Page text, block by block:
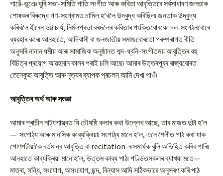
গাৱেঁ-ভূঞে ঘূৰি সভা-সমিতি পাতি সংগীত আৰু কবিতা আবৃত্তিৰে সৰ্বসাধাৰণ জনতাক
শোষকৰ বিৰুদ্ধে গণ-সংগ্ৰামত চামিল হ’বলৈ উদ্বুদ্ধ কৰিছিল৷ জনতাক উদ্বুদ্ধ
কৰিবলৈ হীৰেন ভট্টাচাৰ্য, নিৰ্মলপ্ৰভা বৰদলৈৰ কবিতাৰ পংক্তিবোৰকো দল-সংগঠনবোৰে
ব্যৱহাৰ কৰে৷ আনহাতে, আদিবাসী বা জনজাতীয় সমাজবোৰতো পৰম্পৰাগত ৰীতি
অনুসৰি নানান ধৰ্মীয় আৰু সামাজিক অনুষ্ঠানত শব্দ-ধ্বনি-সংগীতময় আবৃত্তিৰ বহু
বিচিত্ৰ প্ৰয়োগ আৱহমান কালৰ পৰাই চলি আছে৷ আমাৰ উত্তৰপূবৰ ৰাজ্যবোৰত
তেনেকুৱা আবৃত্তি আৰু নৃত্যৰ ব্যাপক প্ৰচলন আমি দেখা পাওঁ৷
আবৃত্তিৰ অৰ্থ আৰু সংজ্ঞা
আমাৰ প্ৰাচীন নাট্যশাস্ত্ৰত যি চৌষষ্ঠি কলাৰ কথা উল্লেখ আছে, তাৰ মাজত দুটা হ’ল
— সংপাঠ্য আৰু মানসিক কাব্যক্ৰিয়া৷ সংপাঠ্য মানে হ’ল, এনে শৈলীত পাঠ কৰা যাক
পোণপটীয়াকৈ বৰ্তমানৰ আবৃত্তি বা recitation-ৰ সমাৰ্থক বুলি অভিহিত কৰিব পাৰি৷
আনহাতে কাব্যক্ৰিয়া মানে হ’ল, উত্তম কাব্য পাঠ৷ পণ্ডিতসকলৰ ব্যাখ্যা মতে—
মাত্ৰা, সন্ধি, সংযোগ, অসংযোগ, ছন্দ, বিন্যাস আদি সঠিকভাৱে অনুসৰণ কৰি পাঠ